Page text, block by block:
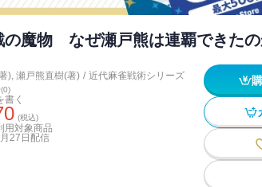
の魔物 なぜ瀬戸熊は連覇できた
), 瀬戸熊直樹(著) / 近代麻雀戦術シリーズ
(0)
書く
(税込)
用対象商品
27日 配信